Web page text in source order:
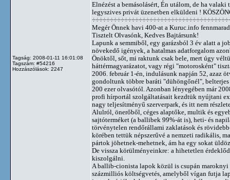
Tagság: 2008-01-11 16:01:08
Tagszám: #54216
Hozzászólások: 2247
Elnézést a bemásolásért, Én utálom, de ha valaki
legyszives privát üzenetben elküldeni !
Megér Önnek havi 400-at a Kuruc.info
Tisztelt Olvasónk, Kedves Bajtársunk!
Lapunk a semmiből, egy garázsból 3 év alatt a
növekedő igények, a hatalmas adatforgalom
Önöktől, sőt, mi raktunk csak bele, mert úgy
háttérmagyarázatot, vagy régi "motorosként"
2006. február 1-én, indulásunk napján 52, azaz
gondoltunk többre baráti "dühöngőnél",
200 ezer olvasótól. Azonban lényegében már
profi hírportál szolgáltatásait kezdtük nyújtani
nagy teljesítményű szerverpark, és itt nem
Alulról, önerőből, céges alaptőke, multik és
sajtóterméket (a ballibek 99%-át is), heti- és
törvénytelen rendőrállami zaklatások és
körében tettük népszerűvé a nemzeti radikális,
pártok jöhetnek-mehetnek, ám ha egy sokat
De vissza körülményeinkre: a hihetetlen
kiszolgálni.
A ballib-cionista lapok közül is csupán
százmilliós költségvetés, amelyből vígan futja